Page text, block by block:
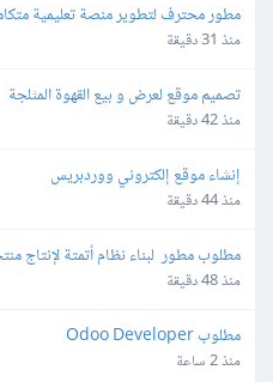
مطور محترف لتطوير منصة تعليمية
منذ 31 دقيقة
تصميم موقع لعرض و بيع القهوة المثلجة
منذ 42 دقيقة
إنشاء موقع إلكتروني ووردبريس
منذ 44 دقيقة
مطلوب مطور  لبناء نظام أتمتة لإنتاج
منذ 48 دقيقة
مطلوب Odoo Developer
منذ 2 ساعة